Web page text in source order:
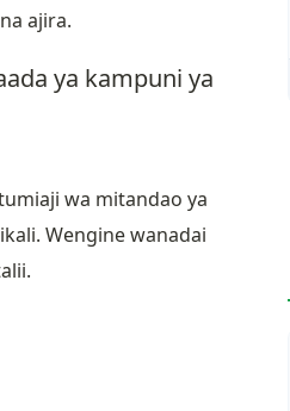
ajira.
ya kampuni ya
wa mitandao ya
Wengine wanadai